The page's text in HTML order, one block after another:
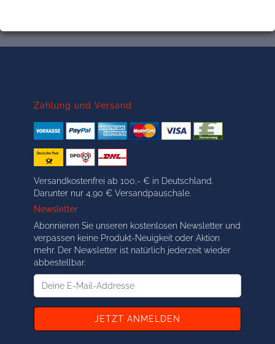
Zahlung und Versand
Versandkostenfrei ab 100,- € in Deutschland.
Darunter nur 4,90 € Versandpauschale.
Newsletter
Abonnieren Sie unseren kostenlosen Newsletter und
verpassen keine Produkt-Neuigkeit oder Aktion
mehr. Der Newsletter ist natürlich jederzeit wieder
abbestellbar.
Deine